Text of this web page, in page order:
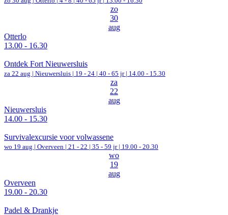
zo
30
aug
Otterlo
13.00 - 16.30
Ontdek Fort Nieuwersluis
za 22 aug | Nieuwersluis | 19 - 24 | 40 - 65 jr | 14.00 - 15.30
za
22
aug
Nieuwersluis
14.00 - 15.30
Survivalexcursie voor volwassene
wo 19 aug | Overveen | 21 - 22 | 35 - 59 jr | 19.00 - 20.30
wo
19
aug
Overveen
19.00 - 20.30
Padel & Drankje